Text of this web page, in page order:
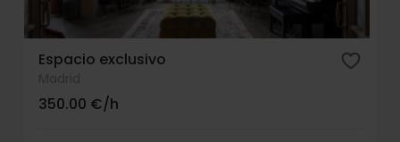
Espacio exclusivo
350.00 €/h